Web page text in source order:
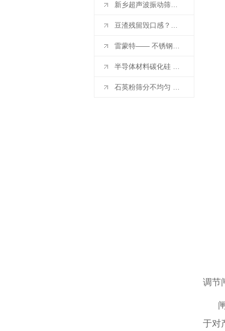
新乡超声波振动筛厂家：超声波振动筛是怎么工作的呢
豆渣残留毁口感？豆浆过滤筛 让豆浆丝滑无渣！
雷蒙特—— 不锈钢果汁过滤筛 提升果汁品质
半导体材料碳化硅 超声波振动筛解析
石英粉筛分不均匀 ？ 不锈钢旋振筛 多层级“布局”
调节
闸
于对